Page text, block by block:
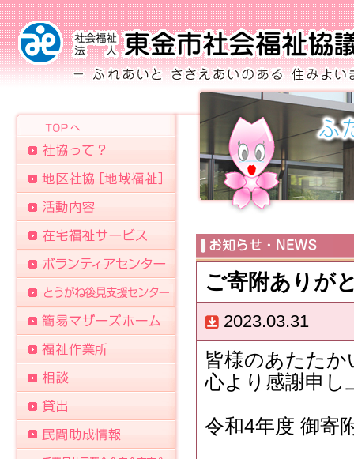
ご寄附ありが
2023.03.31
皆様のあたた
心より感謝申し
令和4年度 御寄